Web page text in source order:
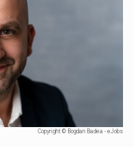
Copyright © Bogdan Badea - eJobs